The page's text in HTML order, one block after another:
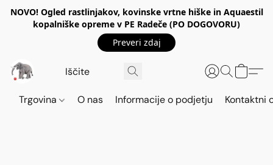
NOVO! Ogled rastlinjakov, kovinske vrtne hiške in Aquaestil
kopalniške opreme v PE Radeče (PO DOGOVORU)
Preveri zdaj
Trgovina O nas Informacije o podjetju Kontaktni